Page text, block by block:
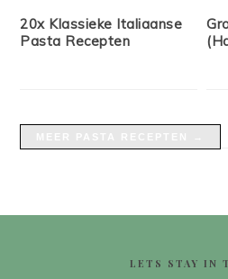
20x Klassieke Italiaanse
Pasta Recepten
LETS STAY IN